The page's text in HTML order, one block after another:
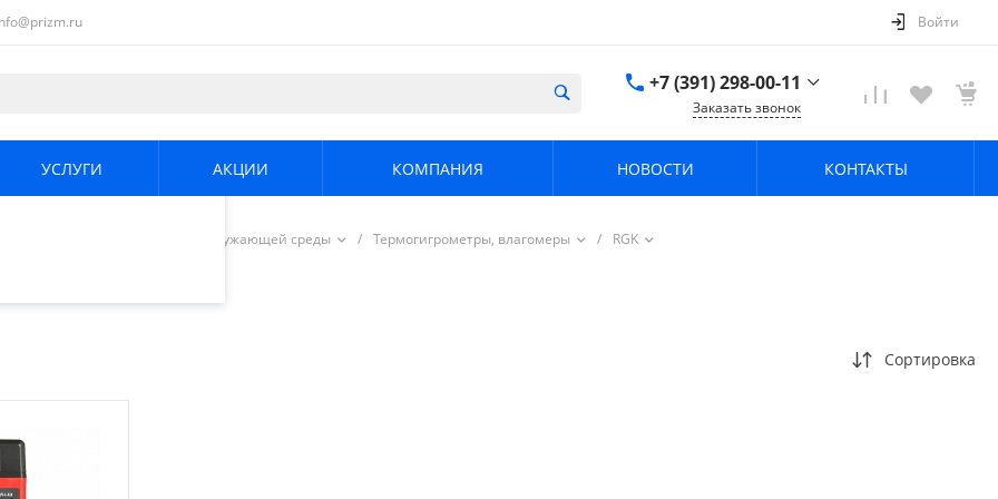
и
Продолжая
использования.
.
Войти
+7 (391) 298-00-11
г. Красноярск, пер.
Вс: Выходной
Заказать звонок
УСЛУГИ АКЦИИ КОМПАНИЯ НОВОСТИ КОНТАКТЫ
Измерители параметров окружающей среды / Термогигрометры, влагомеры / RGK
Сортировка